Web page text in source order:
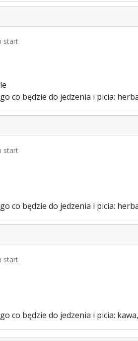
start
co będzie do jedzenia i picia:
start
co będzie do jedzenia i picia:
start
co będzie do jedzenia i picia: